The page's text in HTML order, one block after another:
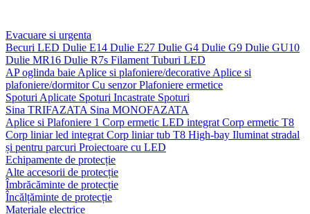
Evacuare si urgenta
Becuri LED Dulie E14 Dulie E27 Dulie G4 Dulie G9 Dulie GU10
Dulie MR16 Dulie R7s Filament Tuburi LED
AP oglinda baie Aplice si plafoniere/decorative Aplice si
plafoniere/dormitorCu senzorPlafoniere ermetice
Spoturi Aplicate Spoturi Incastrate Spoturi
Sina TRIFAZATA Sina MONOFAZATA
Aplice si Plafoniere 1 Corp ermetic LED integrat Corp ermetic T8
Corp liniar led integrat Corp liniar tub T8 High-bay Iluminat stradal
și pentru parcuri Proiectoare cu LED
Echipamente de protecție
Alte accesorii de protecție
Îmbrăcăminte de protecție
Încălțăminte de protecție
Materiale electrice